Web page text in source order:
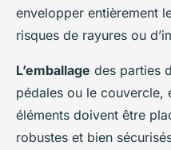
envelopper entièrement
risques de rayures ou
L’emballage des parties
pédales ou le couvercle,
éléments doivent être
robustes et bien